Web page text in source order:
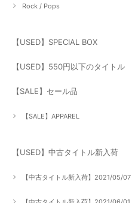
Rock / Pops
【USED】SPECIAL BOX
【USED】550円以下のタイトル
【SALE】セール品
【SALE】APPAREL
【USED】中古タイトル新入荷
【中古タイトル新入荷】2021/05/07